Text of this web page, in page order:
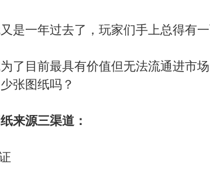
是一年过去了，玩家们手上总得有一
了目前最具有价值但无法流通进市
张图纸吗？
来源三渠道：